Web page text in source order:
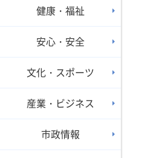
健康・福祉
安心・安全
文化・スポーツ
産業・ビジネス
市政情報